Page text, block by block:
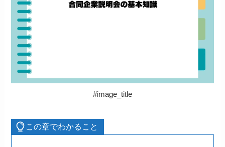
#image_title
この章でわかること